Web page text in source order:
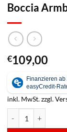
Boccia
€109,00
inkl. MwSt.zzgl.